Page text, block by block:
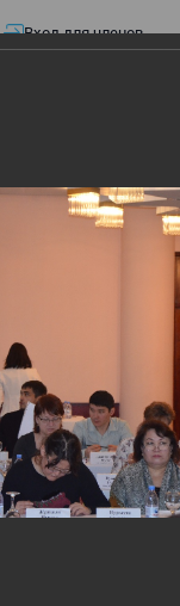
Вход для членов
СЧЕТА-ФАКТУРЫ.